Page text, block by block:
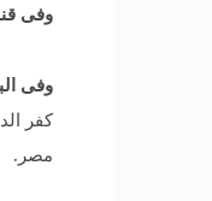
وفى
وفى
كفر
مصر.